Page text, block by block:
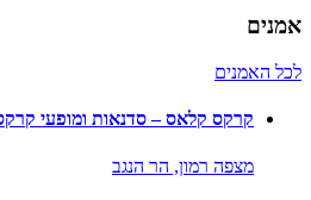
אמנים
לכל האמנים
קרקס קלאס – סדנאות ומופעי
מצפה רמון, הר הנגב